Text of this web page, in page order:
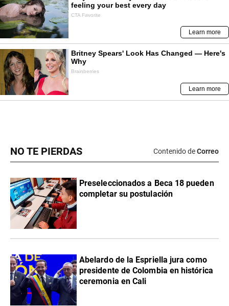
NO TE PIERDAS Contenido deCorreo
Preseleccionados a Beca 18 pueden
completar su postulación
Abelardo de la Espriella jura como
presidente de Colombia en histórica
ceremonia en Cali